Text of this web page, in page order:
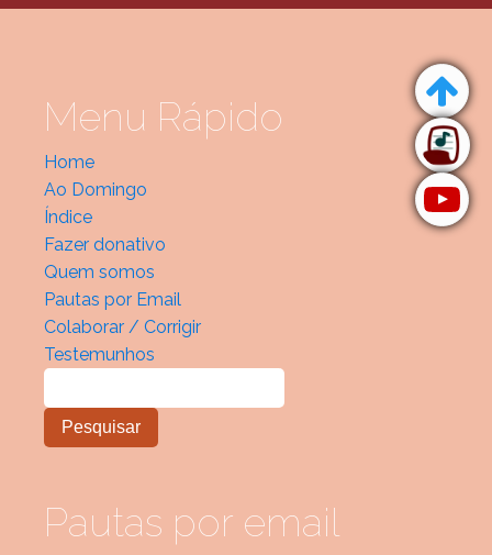
Menu Rápido
Home
Ao Domingo
Índice
Fazer donativo
Quem somos
Pautas por Email
Colaborar / Corrigir
Testemunhos
Pautas por email